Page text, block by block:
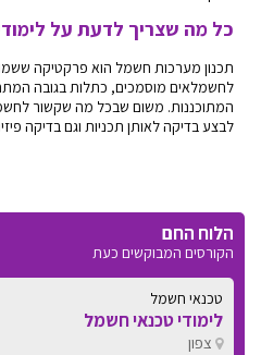
כל מה שצריך לדעת על
תכנון מערכות חשמל הוא פרקטיקה
לחשמלאים מוסמכים, כתלות בגובה
המתוכננות. משום שבכל מה שקשור
לבצע בדיקה לאותן תכניות וגם בדיקה
הלוח החם
הקורסים המבוקשים כעת
טכנאי חשמל
לימודי טכנאי חשמל
צפון